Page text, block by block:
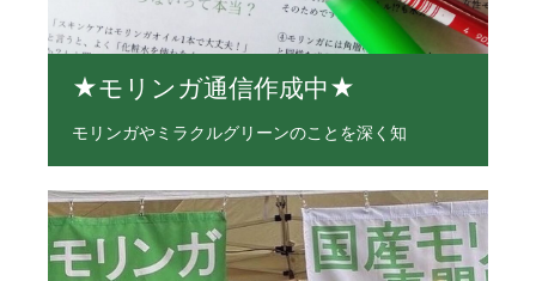
★モリンガ通信作成中★
モリンガやミラクルグリーンのことを深く知